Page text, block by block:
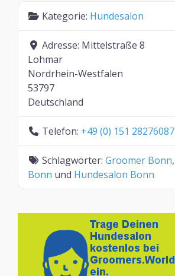
Kategorie: Hundesalon
Adresse: Mittelstraße 8
Lohmar
Nordrhein-Westfalen
53797
Deutschland
Telefon: +49 (0) 151 28276087
Schlagwörter: Groomer Bonn,
Bonn und Hundesalon Bonn